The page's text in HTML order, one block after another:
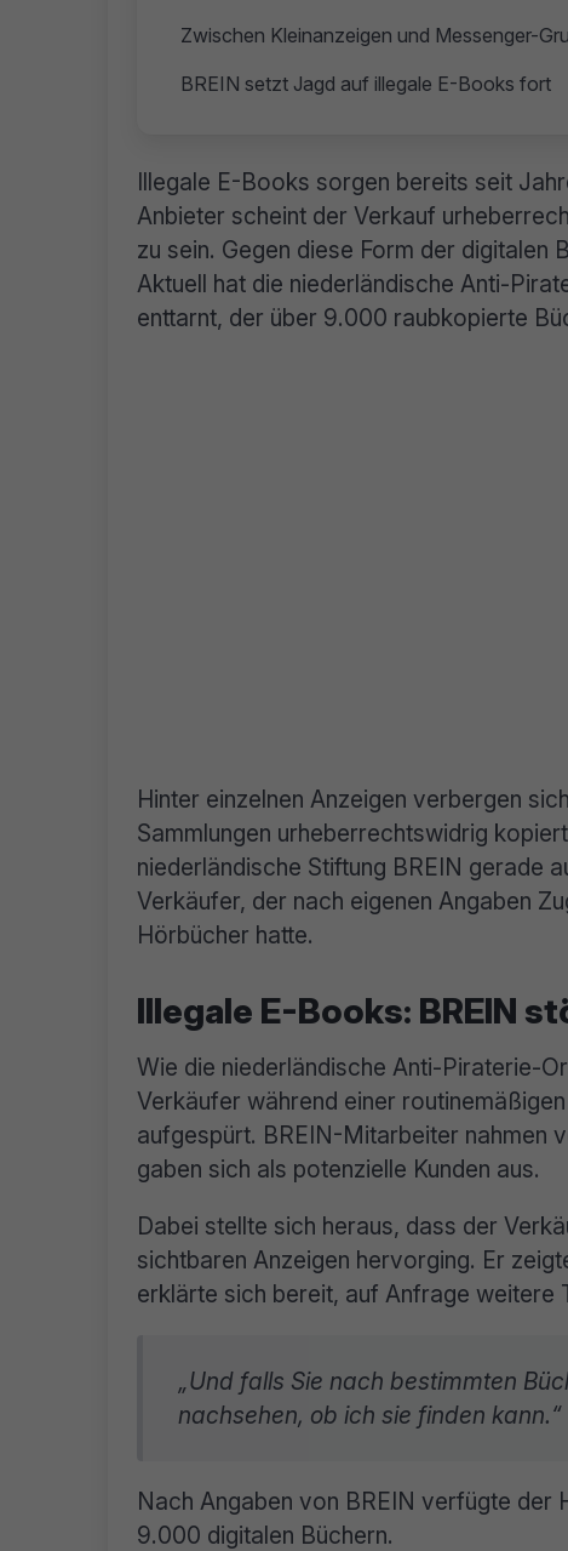
Zwischen Kleinanzeigen und Messenger-
BREIN setzt Jagd auf illegale E-Books fort
Illegale E-Books sorgen bereits seit
Anbieter scheint der Verkauf
zu sein. Gegen diese Form der digitalen
Aktuell hat die niederländische Anti-
enttarnt, der über 9.000 raubkopierte
Hinter einzelnen Anzeigen verbergen
Sammlungen urheberrechtswidrig
niederländische Stiftung BREIN gerade
Verkäufer, der nach eigenen Angaben
Hörbücher hatte.
Illegale E-Books: BREIN
Wie die niederländische Anti-Piraterie-
Verkäufer während einer
aufgespürt. BREIN-Mitarbeiter nahmen
gaben sich als potenzielle Kunden aus.
Dabei stellte sich heraus, dass der
sichtbaren Anzeigen hervorging. Er
erklärte sich bereit, auf Anfrage weitere
„Und falls Sie nach bestimmten
nachsehen, ob ich sie finden kann.“
Nach Angaben von BREIN verfügte der
9.000 digitalen Büchern.